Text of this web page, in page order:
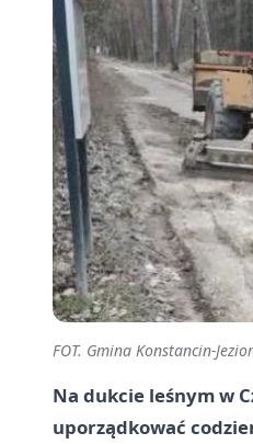
FOT. Gmina Konstancin-
Na dukcie leśnym w
uporządkować